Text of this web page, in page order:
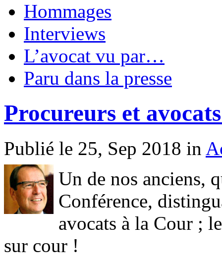
Hommages
Interviews
L’avocat vu par…
Paru dans la presse
Procureurs et
Publié le 25, Sep 2018 in
Un de nos anciens,
Conférence,
avocats à la Cour ;
sur cour !